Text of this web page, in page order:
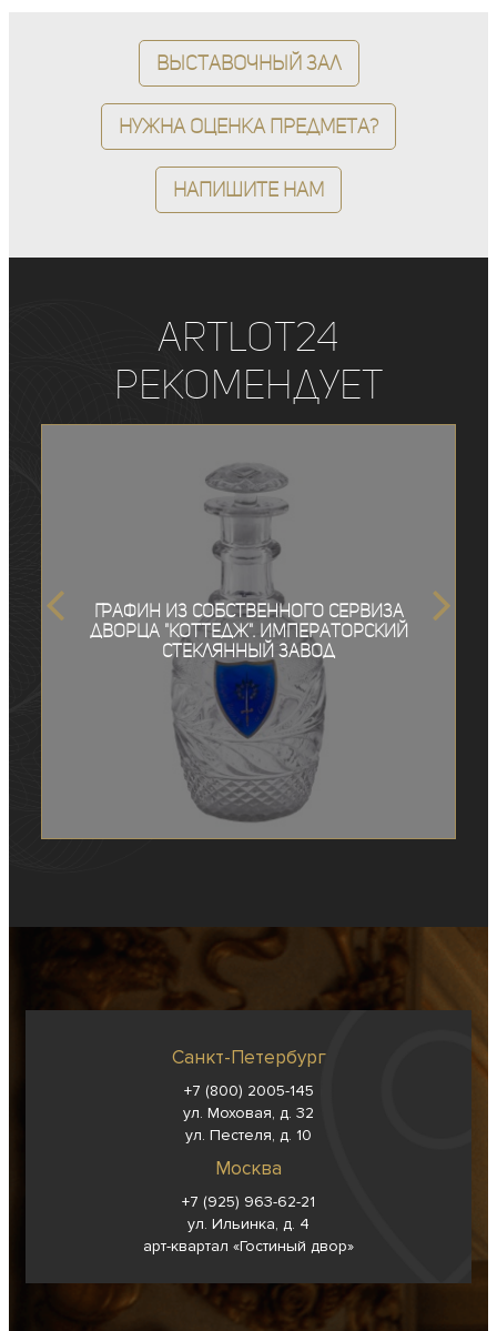
Выставочный зал
Нужна оценка предмета?
Напишите нам
ArtLot24
рекомендует
Графин из собственного сервиза
дворца "Коттедж". Императорский
стеклянный завод
Санкт-Петербург
+7 (800) 2005-145
ул. Моховая, д. 32
ул. Пестеля, д. 10
Москва
+7 (925) 963-62-21
ул. Ильинка, д. 4
арт-квартал «Гостиный двор»